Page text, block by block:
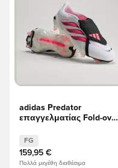
adidas Predator
επαγγελματίας Fold-over
Control
FG
159,95 €
Πολλά μεγέθη διαθέσιμα